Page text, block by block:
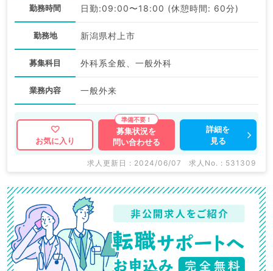
勤務時間 日勤:09:00〜18:00 (休憩時間: 60分)
勤務地 新潟県村上市
募集科目 外科系全般、一般外科
業務内容 一般外来
お気に入り
募集状況を
問い合わせる
詳細を
見る
求人更新日 : 2024/06/07 求人No. : 531309